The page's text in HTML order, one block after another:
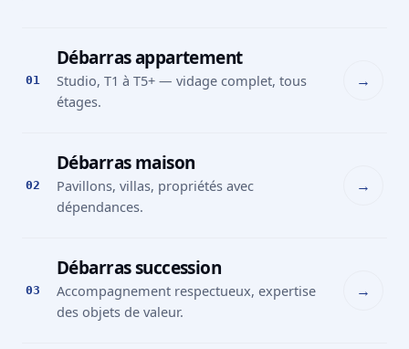
01
Débarras appartement
Studio, T1 à T5+ — vidage complet, tous
étages.
→
02
Débarras maison
Pavillons, villas, propriétés avec
dépendances.
→
03
Débarras succession
Accompagnement respectueux, expertise
des objets de valeur.
→